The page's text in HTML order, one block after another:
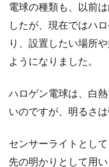
電球の種類も、以前
したが、現在ではハ
り、設置したい場所
ようになりました。
ハロゲン電球は、白
いのですが、明るさは
センサーライトとし
先の明かりとして用